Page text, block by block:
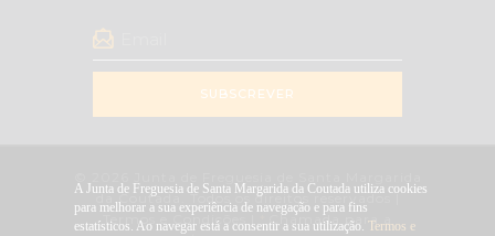
SUBSCREVER
da Coutada. Todos os direitos reservados |
Termos e Condições
Chamada para a
A Junta de Freguesia de Santa Margarida da Coutada utiliza cookies
para melhorar a sua experiência de navegação e para fins
estatísticos. Ao navegar está a consentir a sua utilização. Termos e